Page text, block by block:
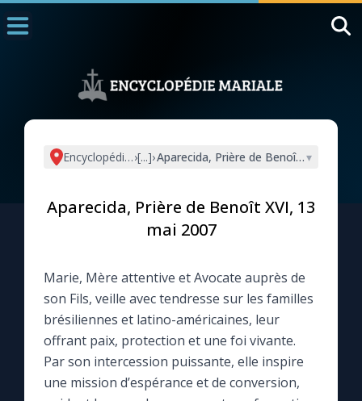
L'actualité de la semaine
La newsletter
La vidéo de la semaine
Encyclopédie mariale
›[...]›Aparecida, Prière de Benoît XVI, 13
▾
Aparecida, Prière de Benoît XVI, 13
mai 2007
Marie, Mère attentive et Avocate auprès de
son Fils, veille avec tendresse sur les familles
brésiliennes et latino-américaines, leur
offrant paix, protection et une foi vivante.
Par son intercession puissante, elle inspire
une mission d’espérance et de conversion,